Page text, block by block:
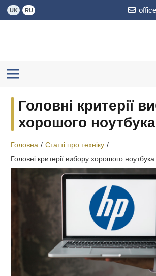
UK RU
Головні критерії
хорошого ноутбука
Головна / Статті про техніку /
Головні критерії вибору хорошого ноутбука